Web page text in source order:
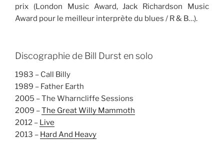
prix (London Music Award, Jack Richardson Music
Award pour le meilleur interprète du blues / R & B…).
Discographie de Bill Durst en solo
1983 – Call Billy
1989 – Father Earth
2005 – The Wharncliffe Sessions
2009 –The Great Willy Mammoth
2012 – Live
2013 – Hard And Heavy